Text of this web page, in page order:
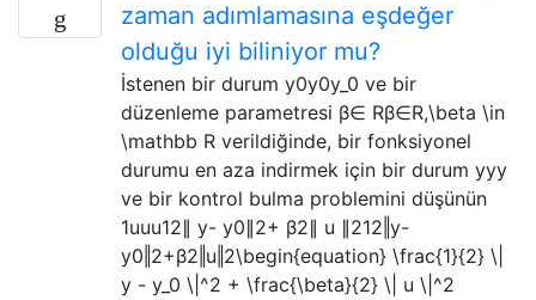
zaman adımlamasına eşdeğer
olduğu iyi biliniyor mu?
İstenen bir durum y0y0y_0 ve bir
düzenleme parametresi β∈ Rβ∈R,\beta \in
\mathbb R verildiğinde, bir fonksiyonel
durumu en aza indirmek için bir durum yyy
ve bir kontrol bulma problemini düşünün
1uuu12∥ y- y0∥2+ β2∥ u ∥212‖y-
y0‖2+β2‖u‖2\begin{equation} \frac{1}{2} \|
y - y_0 \|^2 + \frac{\beta}{2} \| u \|^2